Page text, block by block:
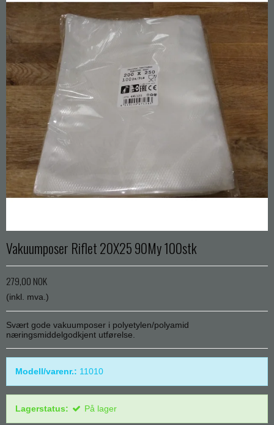
Vakuumposer Riflet 20X25 90My 100stk
279,00 NOK
(inkl. mva.)
Svært gode vakuumposer i polyetylen/polyamid
næringsmiddelgodkjent utførelse.
Modell/varenr.: 11010
Lagerstatus: På lager